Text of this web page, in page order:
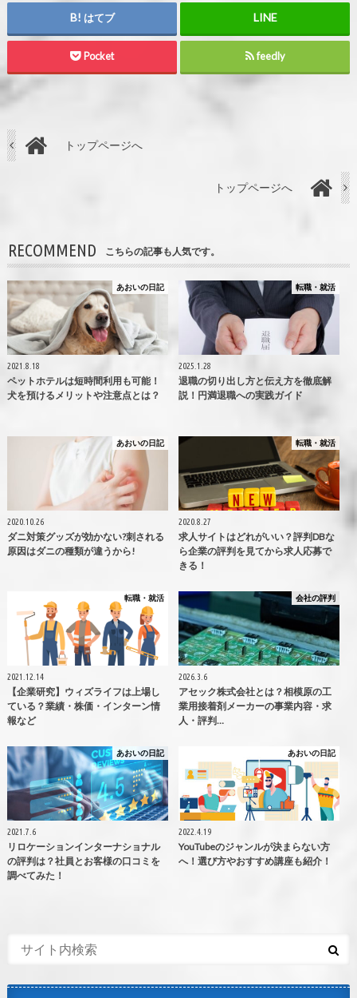
はてブ
Pocket feedly
トップページへ
トップページへ
RECOMMEND こちらの記事も人気です。
あおいの日記
2021.8.18
ペットホテルは短時間利用も可能！
犬を預けるメリットや注意点とは？
転職・就活
2025.1.28
退職の切り出し方と伝え方を徹底解
説！円満退職への実践ガイド
あおいの日記
2020.10.26
ダニ対策グッズが効かない?刺される
原因はダニの種類が違うから!
転職・就活
2020.8.27
求人サイトはどれがいい？評判DBな
ら企業の評判を見てから求人応募で
きる！
転職・就活
2021.12.14
【企業研究】ウィズライフは上場し
ている？業績・株価・インターン情
報など
会社の評判
2026.3.6
アセック株式会社とは？相模原の工
業用接着剤メーカーの事業内容・求
人・評判…
あおいの日記
2021.7.6
リロケーションインターナショナル
の評判は？社員とお客様の口コミを
調べてみた！
あおいの日記
2022.4.19
YouTubeのジャンルが決まらない方
へ！選び方やおすすめ講座も紹介！